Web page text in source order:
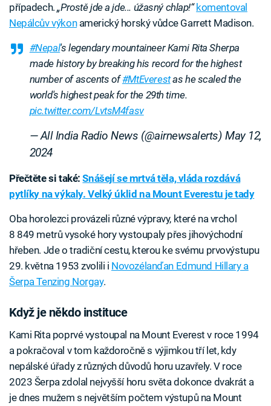
případech.„Prostě jde a jde... úžasný chlap!“ komentoval
Nepálcův výkonamerický horský vůdce Garrett Madison.
#Nepal's legendary mountaineer Kami Rita Sherpa
made history by breaking his record for the highest
number of ascents of#MtEverestas he scaled the
world's highest peak for the 29th time.
pic.twitter.com/LvtsM4fasv
— All India Radio News (@airnewsalerts) May 12,
2024
Přečtěte si také:Snášejí se mrtvá těla, vláda rozdává
pytlíky na výkaly. Velký úklid na Mount Everestu je tady
Oba horolezci provázeli různé výpravy, které na vrchol
8 849 metrů vysoké hory vystoupaly přes jihovýchodní
hřeben. Jde o tradiční cestu, kterou ke svému prvovýstupu
29. května 1953 zvolili i Novozélanďan Edmund Hillary a
Šerpa Tenzing Norgay.
Když je někdo instituce
Kami Rita poprvé vystoupal na Mount Everest v roce 1994
a pokračoval v tom každoročně s výjimkou tří let, kdy
nepálské úřady z různých důvodů horu uzavřely. V roce
2023 Šerpa zdolal nejvyšší horu světa dokonce dvakrát a
je dnes mužem s největším počtem výstupů na Mount